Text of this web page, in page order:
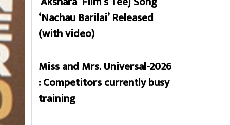
‘Nachau Barilai’ Released
(with video)
Miss and Mrs. Universal-2026
: Competitors currently busy
training